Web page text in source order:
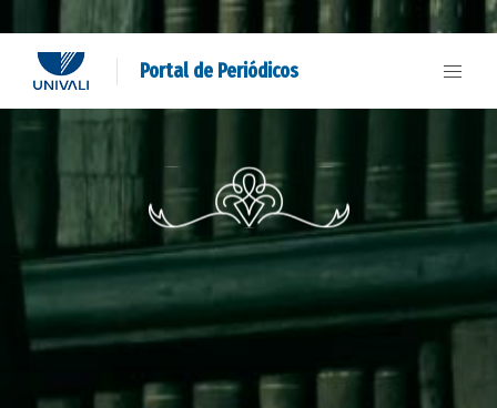
Portal de Periódicos